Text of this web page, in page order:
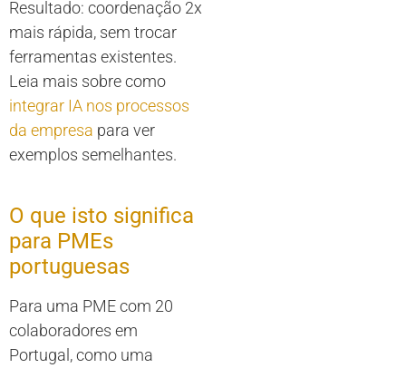
Resultado: coordenação 2x
mais rápida, sem trocar
ferramentas existentes.
Leia mais sobre como
integrar IA nos processos
da empresa para ver
exemplos semelhantes.
O que isto significa
para PMEs
portuguesas
Para uma PME com 20
colaboradores em
Portugal, como uma